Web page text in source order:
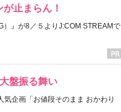
止まらん！
』が8／５よりJ:COM STREAMで
盤振る舞い
企画「お値段そのまま おかわり